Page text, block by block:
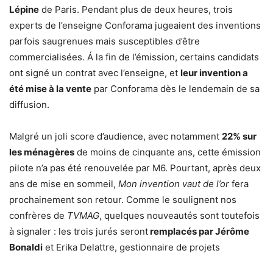
Lépine de Paris. Pendant plus de deux heures, trois
experts de l’enseigne Conforama jugeaient des inventions
parfois saugrenues mais susceptibles d’être
commercialisées. Á la fin de l’émission, certains candidats
ont signé un contrat avec l’enseigne, et leur invention a
été mise à la vente par Conforama dès le lendemain de sa
diffusion.
Malgré un joli score d’audience, avec notamment 22% sur
les ménagères de moins de cinquante ans, cette émission
pilote n’a pas été renouvelée par M6. Pourtant, après deux
ans de mise en sommeil, Mon invention vaut de l’or fera
prochainement son retour. Comme le soulignent nos
confrères de TVMAG, quelques nouveautés sont toutefois
à signaler : les trois jurés serontremplacés par Jérôme
Bonaldi et Erika Delattre, gestionnaire de projets